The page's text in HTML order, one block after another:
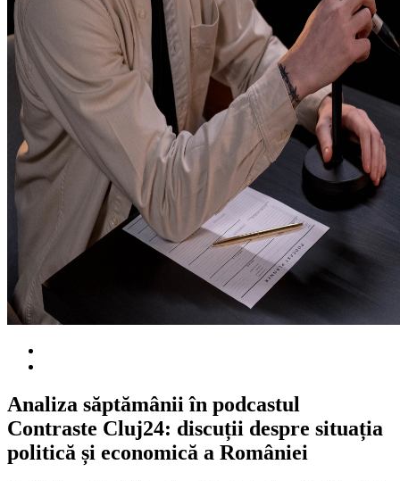
Analiza săptămânii în podcastul
Contraste Cluj24: discuții despre situația
politică și economică a României